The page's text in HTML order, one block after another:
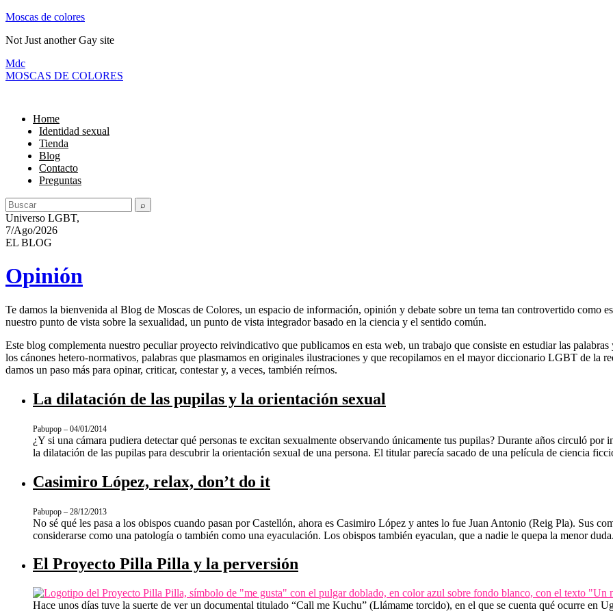
Moscas de colores
Not Just another Gay site
Mdc
MOSCAS DE COLORES
Home
Identidad sexual
Tienda
Blog
Contacto
Preguntas
Universo LGBT,
7/Ago/2026
EL BLOG
Opinión
Te damos la bienvenida al Blog de Moscas de Colores, un espacio de información, opinión y debate sobre un tema tan controvertido como
nuestro punto de vista sobre la sexualidad, un punto de vista integrador basado en la ciencia y el sentido común.
Este blog complementa nuestro peculiar proyecto reivindicativo que publicamos en esta web, un trabajo que consiste en estudiar las
los cánones hetero-normativos, palabras que plasmamos en originales ilustraciones y que recopilamos en el mayor diccionario LGBT de la
damos un paso más para opinar, criticar, contestar y, a veces, también reírnos.
La dilatación de las pupilas y la orientación sexual
Pabupop – 04/01/2014
¿Y si una cámara pudiera detectar qué personas te excitan sexualmente observando únicamente tus pupilas? Durante años circuló
la dilatación de las pupilas para descubrir la orientación sexual de una persona. El titular parecía sacado de una película de ciencia
Casimiro López, relax, don’t do it
Pabupop – 28/12/2013
No sé qué les pasa a los obispos cuando pasan por Castellón, ahora es Casimiro López y antes lo fue Juan Antonio (Reig Pla). Sus
considerarse como una patología o también como una eyaculación. Los obispos también eyaculan, que a nadie le quepa la menor
El Proyecto Pilla Pilla y la perversión
Hace unos días tuve la suerte de ver un documental titulado “Call me Kuchu” (Llámame torcido), en el que se cuenta qué ocurre en